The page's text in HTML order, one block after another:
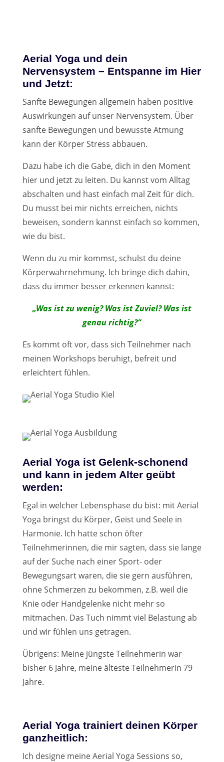
Aerial Yoga und dein
Nervensystem – Entspanne im Hier
und Jetzt:
Sanfte Bewegungen allgemein haben positive
Auswirkungen auf unser Nervensystem. Über
sanfte Bewegungen und bewusste Atmung
kann der Körper Stress abbauen.
Dazu habe ich die Gabe, dich in den Moment
hier und jetzt zu leiten. Du kannst vom Alltag
abschalten und hast einfach mal Zeit für dich.
Du musst bei mir nichts erreichen, nichts
beweisen, sondern kannst einfach so kommen,
wie du bist.
Wenn du zu mir kommst, schulst du deine
Körperwahrnehmung. Ich bringe dich dahin,
dass du immer besser erkennen kannst:
„Was ist zu wenig? Was ist Zuviel? Was ist
genau richtig?“
Es kommt oft vor, dass sich Teilnehmer nach
meinen Workshops beruhigt, befreit und
erleichtert fühlen.
Aerial Yoga ist Gelenk-schonend
und kann in jedem Alter geübt
werden:
Egal in welcher Lebensphase du bist: mit Aerial
Yoga bringst du Körper, Geist und Seele in
Harmonie. Ich hatte schon öfter
Teilnehmerinnen, die mir sagten, dass sie lange
auf der Suche nach einer Sport- oder
Bewegungsart waren, die sie gern ausführen,
ohne Schmerzen zu bekommen, z.B. weil die
Knie oder Handgelenke nicht mehr so
mitmachen. Das Tuch nimmt viel Belastung ab
und wir fühlen uns getragen.
Übrigens: Meine jüngste Teilnehmerin war
bisher 6 Jahre, meine älteste Teilnehmerin 79
Jahre.
Aerial Yoga trainiert deinen Körper
ganzheitlich:
Ich designe meine Aerial Yoga Sessions so,